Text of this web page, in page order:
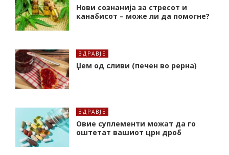
Нови сознанија за стресот и
канабисот – може ли да помогне?
ЗДРАВЈЕ
Џем од сливи (печен во рерна)
ЗДРАВЈЕ
Oвие суплементи можат да го
оштетат вашиот црн дроб